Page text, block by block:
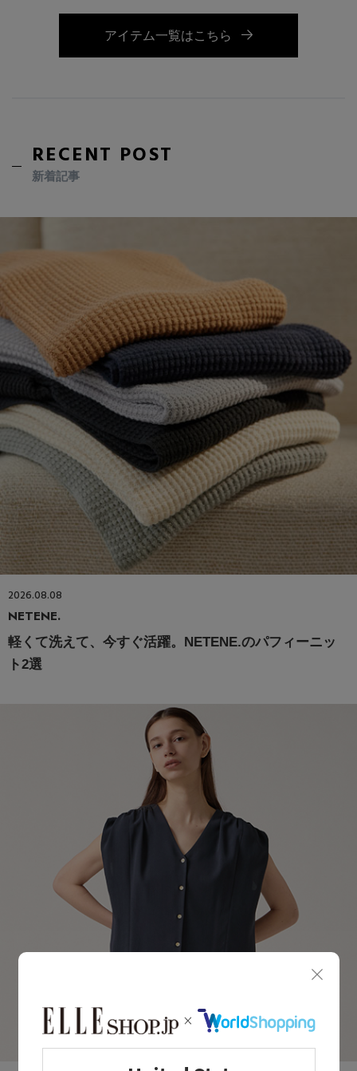
アイテム一覧はこちら
RECENT POST
新着記事
2026.08.08
NETENE.
軽くて洗えて、今すぐ活躍。NETENE.のパフィーニッ
ト2選